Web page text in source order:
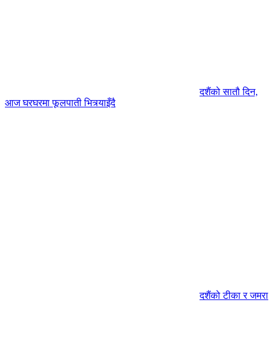
दशैंको सातौ दिन,
आज घरघरमा फूलपाती भित्र्याइँदै
दशैंको टीका र जमरा